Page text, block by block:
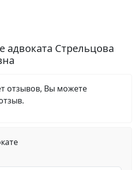
адвоката Стрельцова
отзывов, Вы можете